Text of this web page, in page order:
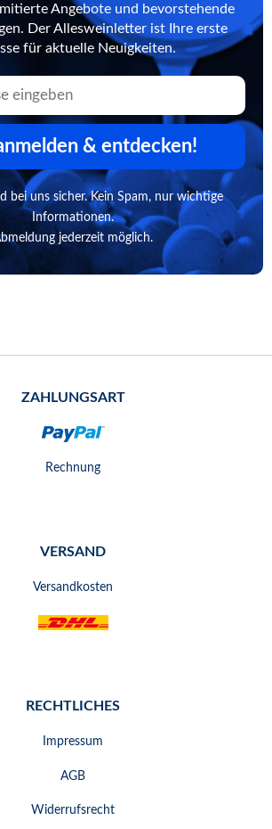
Angebote und bevorstehende
Der Allesweinletter ist Ihre erste
für aktuelle Neuigkeiten.
& entdecken!
bei uns sicher. Kein Spam, nur wichtige
Informationen.
jederzeit möglich.
ZAHLUNGSART
Rechnung
VERSAND
Versandkosten
RECHTLICHES
Impressum
AGB
Widerrufsrecht